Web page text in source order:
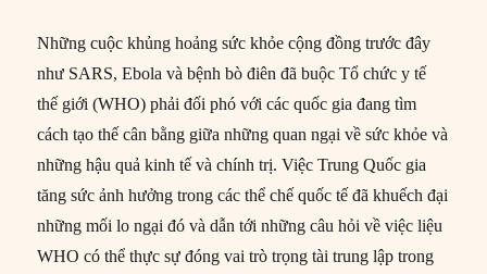
Những cuộc khủng hoảng sức khỏe cộng đồng trước đây
như SARS, Ebola và bệnh bò điên đã buộc Tổ chức y tế
thế giới (WHO) phải đối phó với các quốc gia đang tìm
cách tạo thế cân bằng giữa những quan ngại về sức khỏe và
những hậu quả kinh tế và chính trị. Việc Trung Quốc gia
tăng sức ảnh hưởng trong các thể chế quốc tế đã khuếch đại
những mối lo ngại đó và dẫn tới những câu hỏi về việc liệu
WHO có thể thực sự đóng vai trò trọng tài trung lập trong